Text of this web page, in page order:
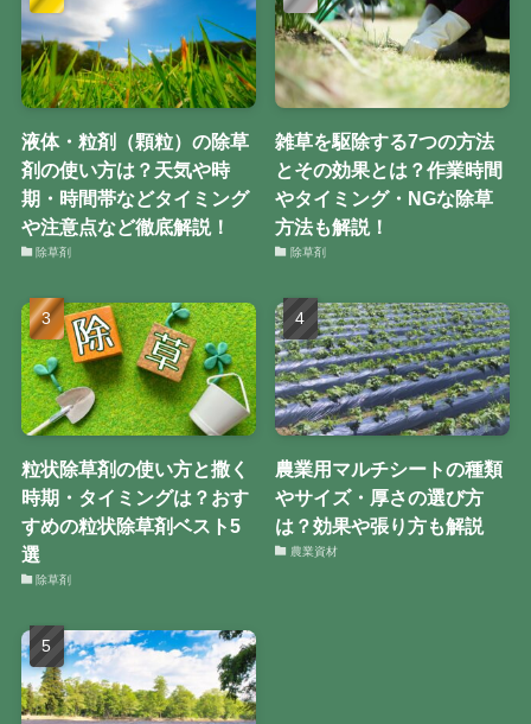
液体・粒剤（顆粒）の除草
剤の使い方は？天気や時
期・時間帯などタイミング
や注意点など徹底解説！
除草剤
雑草を駆除する7つの方法
とその効果とは？作業時間
やタイミング・NGな除草
方法も解説！
除草剤
粒状除草剤の使い方と撒く
時期・タイミングは？おす
すめの粒状除草剤ベスト5
選
除草剤
農業用マルチシートの種類
やサイズ・厚さの選び方
は？効果や張り方も解説
農業資材